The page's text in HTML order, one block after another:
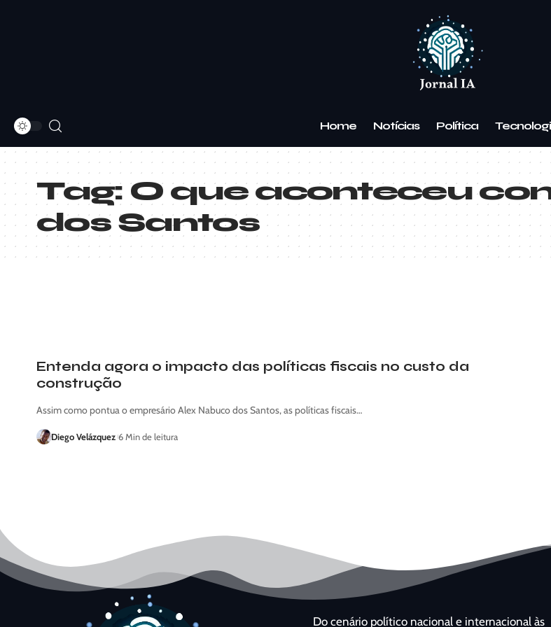
Home Notícias Política
Tag: O que aconteceu
dos Santos
Entenda agora o impacto das políticas fiscais no custo da
construção
Assim como pontua o empresário Alex Nabuco dos Santos, as políticas fiscais…
Diego Velázquez 6 Min de leitura
Do cenário político nacional e internacional às